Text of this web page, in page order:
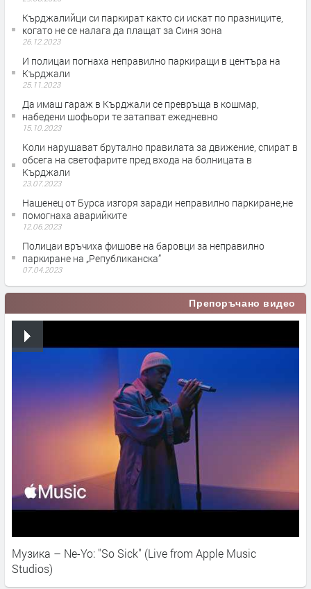
Кърджалийци си паркират както си искат по празниците,
когато не се налага да плащат за Синя зона
26.12.2023
И полицаи погнаха неправилно паркиращи в центъра на
Кърджали
25.11.2023
Да имаш гараж в Кърджали се превръща в кошмар,
набедени шофьори те затапват ежедневно
15.10.2023
Коли нарушават брутално правилата за движение, спират в
обсега на светофарите пред входа на болницата в
Кърджали
23.07.2023
Нашенец от Бурса изгоря заради неправилно паркиране,не
помогнаха аварийките
12.06.2023
Полицаи връчиха фишове на баровци за неправилно
паркиране на „Републиканска”
07.04.2023
Препоръчано видео
Музика – Ne-Yo: "So Sick" (Live from Apple Music
Studios)